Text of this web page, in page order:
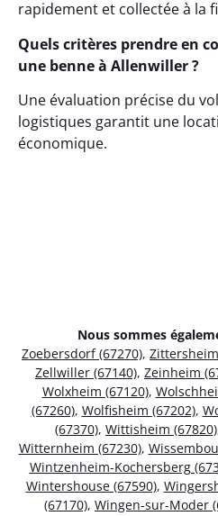
rapidement et collectée à la
Quels critères prendre en
une benne à Allenwiller ?
Une évaluation précise du
logistiques garantit une
économique.
Nous sommes
Zoebersdorf (67270),
Zellwiller (67140), Zeinheim
Wolxheim (67120),
(67260), Wolfisheim (67202),
(67370), Wittisheim (67820)
Witternheim (67230),
Wintzenheim-Kochersberg
Wintershouse (67590),
(67170), Wingen-sur-Moder